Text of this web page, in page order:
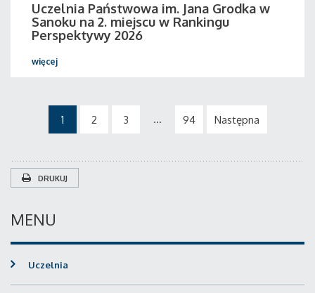
Uczelnia Państwowa im. Jana Grodka w
Sanoku na 2. miejscu w Rankingu
Perspektywy 2026
więcej
1 2 3 ... 94 Następna
DRUKUJ
MENU
Uczelnia